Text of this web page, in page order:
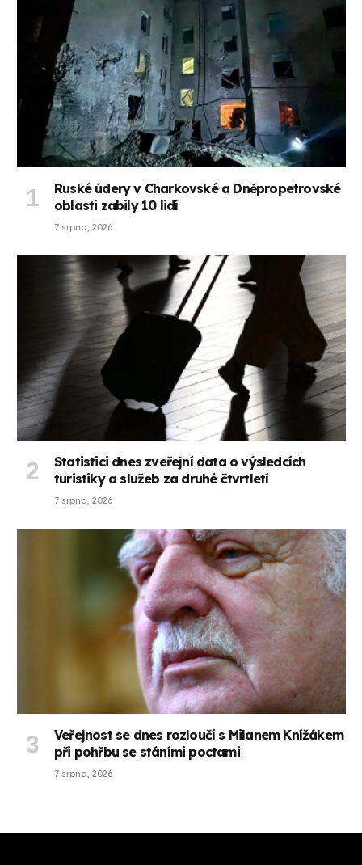
Ruské údery v Charkovské a Dněpropetrovské
oblasti zabily 10 lidí
7 srpna, 2026
Statistici dnes zveřejní data o výsledcích
turistiky a služeb za druhé čtvrtletí
7 srpna, 2026
Veřejnost se dnes rozloučí s Milanem Knížákem
při pohřbu se stáními poctami
7 srpna, 2026